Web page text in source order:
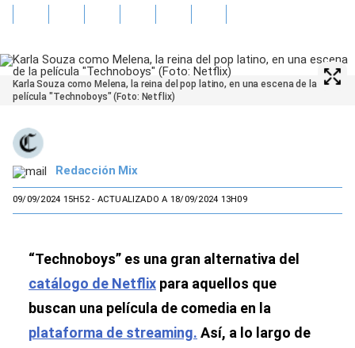
Karla Souza como Melena, la reina del pop latino, en una escena de la
película "Technoboys" (Foto: Netflix)
Redacción Mix
09/09/2024 15H52- ACTUALIZADO A 18/09/2024 13H09
“Technoboys” es una gran alternativa del
catálogo de Netflix para aquellos que
buscan una película de comedia en la
plataforma de streaming. Así, a lo largo de